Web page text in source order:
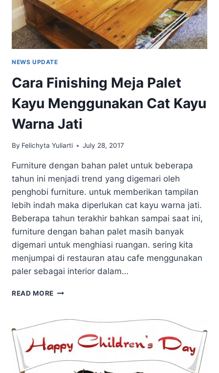
NEWS UPDATE
Cara Finishing Meja Palet
Kayu Menggunakan Cat Kayu
Warna Jati
By Felichyta Yuliarti July 28, 2017
Furniture dengan bahan palet untuk beberapa
tahun ini menjadi trend yang digemari oleh
penghobi furniture. untuk memberikan tampilan
lebih indah maka diperlukan cat kayu warna jati.
Beberapa tahun terakhir bahkan sampai saat ini,
furniture dengan bahan palet masih banyak
digemari untuk menghiasi ruangan. sering kita
menjumpai di restauran atau cafe menggunakan
paler sebagai interior dalam…
READ MORE CARA
PALET
MENGGUNAKAN
CAT
KAYU